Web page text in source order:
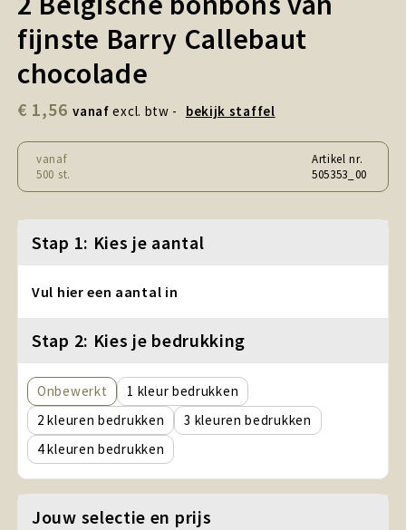
Snoepgoed en Koek
Sport, Spel en Speelgoed
Technologie
Tassen
Textiel, Kleding en Caps
fijnste Barry Callebaut
chocolade
€ 1,56 vanaf excl. btw - bekijk staffel
vanaf
500 st.
Artikel nr.
505353_00
Stap 1: Kies je aantal
Vul hier een aantal in
Stap 2: Kies je bedrukking
Onbewerkt
1
2
3
4
Jouw selectie en prijs